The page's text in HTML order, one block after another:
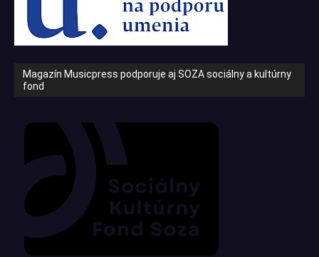
Magazín Musicpress podporuje aj SOZA sociálny a kultúrny
fond